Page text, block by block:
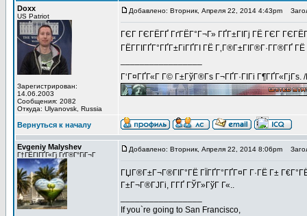
Doxx
US Patriot
Зарегистрирован:
14.06.2003
Сообщения: 2082
Откуда: Ulyanovsk, Russia
Добавлено: Вторник, Апреля 22, 2014 4:43pm
ГЄГ ГЄГЁГҐ ГґГЁГ°Г¬Г» ГҐГ±ГІГј ГЁ ГЄГ
ГЁГ­ГІГҐГ°ГҐГ±ГіГҐГІ ГЁ Г‚Г®Г±ГІГ®Г·Г­Г®ГҐ
Г‘Г¤ГҐГ«Г Г© Г±ГўГ®Гѕ Г¬ГҐГ·ГІГі Г¶ГҐГ«ГјГѕ.
Вернуться к началу
Evgeniy Malyshev
Г†ГЁГІГҐГ«Гј ГґГ®Г°ГіГ¬Г
Добавлено: Вторник, Апреля 22, 2014 8:06pm
ГЏГ®Г±Г¬Г®ГІГ°ГЁ ГЇГҐГ°ГҐГ¤Г Г·ГЁ Г±
Г±Г¬Г®ГЈГі, Г­ГҐ ГЎГ»ГўГ Г«..
If you`re going to San Francisco,